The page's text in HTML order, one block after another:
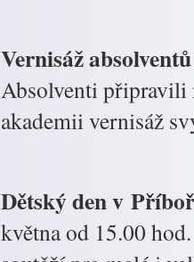
Vernisáž
Absolventi připravili
akademii vernisáž
Dětský den v
května od 15.00